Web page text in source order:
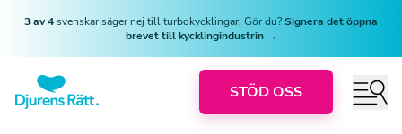
3 av 4svenskar säger nej till turbokycklingar. Gör du?Signera det öppna
brevet till kycklingindustrin →
STÖD OSS